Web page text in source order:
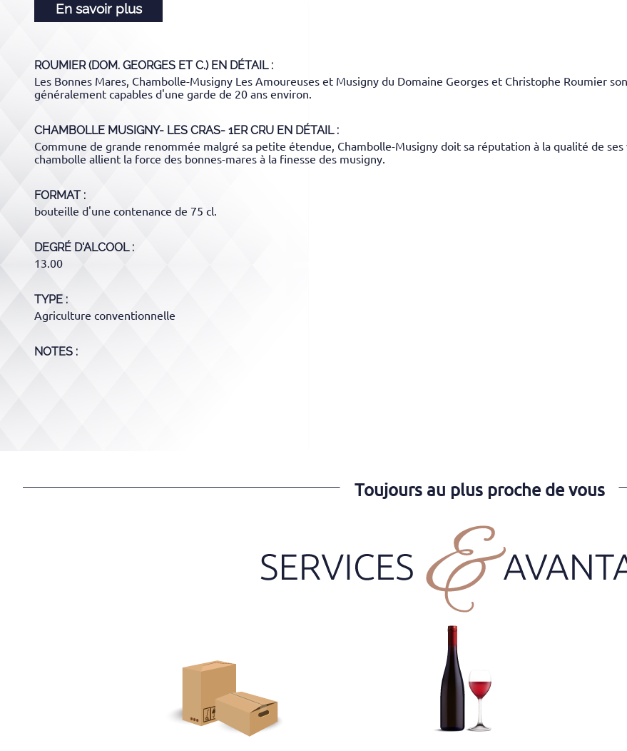
En savoir plus
ROUMIER (DOM. GEORGES ET C.)EN DÉTAIL :
Les Bonnes Mares, Chambolle-Musigny Les Amoureuses et Musigny du Domaine Georges et Christophe Roumier
généralement capables d'une garde de 20 ans environ.
CHAMBOLLE MUSIGNY- LES CRAS- 1ER CRU EN DÉTAIL :
Commune de grande renommée malgré sa petite étendue, Chambolle-Musigny doit sa réputation à la qualité de
chambolle allient la force des bonnes-mares à la finesse des musigny.
FORMAT
bouteille d'une contenance de 75 cl.
DEGRÉ D'ALCOOL
13.00
TYPE
Agriculture conventionnelle
NOTES :
Toujours au plus proche de vous